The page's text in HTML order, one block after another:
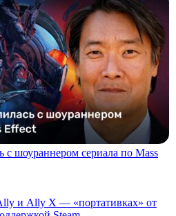
с шоураннером сериала по Mass
и Ally X — «портативках» от